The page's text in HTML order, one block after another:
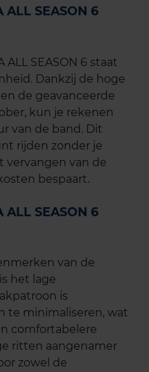
SEASON 6
SEASON 6 staat
Dankzij de hoge
de geavanceerde
kun je rekenen
van de band. Dit
rijden zonder je
vervangen van de
bespaart.
SEASON 6
van de
het lage
is
te minimaliseren, wat
comfortabelere
ritten aangenamer
zowel de